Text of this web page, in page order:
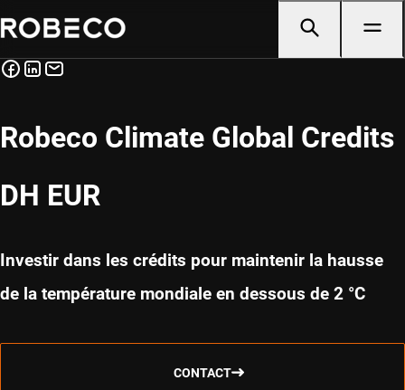
Robeco Climate Global Credits
DH EUR
Investir dans les crédits pour maintenir la hausse
de la température mondiale en dessous de 2 °C
CONTACT